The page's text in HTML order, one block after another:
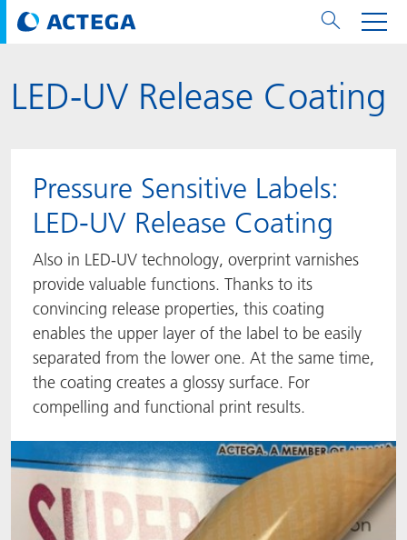
LED-UV Release Coating​
Pressure Sensitive Labels:​
LED-UV Release Coating​
Also in LED-UV technology, overprint varnishes
provide valuable functions. Thanks to its
convincing release properties, this coating
enables the upper layer of the label to be easily
separated from the lower one. At the same time,
the coating creates a glossy surface. For
compelling and functional print results.​
用纸张和纸板
用纸张和纸板
粘合剂
用于软包装和铝箔
粘合剂
对于标签
粘合剂
用于金属包装和封口
用于金属包装和封口
油墨
密封垫片粒料
Technologies
Technologies
ROTARflow
Signite®
品牌
ACTEcoat
ACTEseal
ACTExact
ACTGreen
ACTNext
BlisterKote
FoodClass
服务
涂料用量计算器
线上问题解决
印样
白皮书
可持续性
体系认证
安全有序
解决方案
可持续发展法规
PPWR
我们一起行动
Bees at ACTEGA
FAQ
关于阿塔卡
品牌承诺
业务线
软包业务部
职业生涯
公司介绍
公司介绍
ACTEGA Foshan
ACTEGA GmbH
ACTEGA Metal Print
ACTEGA North America
ACTEGA Rhenacoat
ACTEGA Schmid Rhyner
新闻与活动
年新闻发布
Newsletter
社会媒体
联系媒介公关
English
Chinese
Portuguese
欧洲、中东和非洲 (EMEA)
北美州
南美州